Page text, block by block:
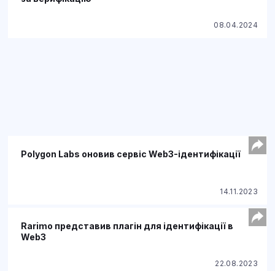
08.04.2024
Polygon Labs оновив сервіс Web3-ідентифікації
14.11.2023
Rarimo представив плагін для ідентифікації в
Web3
22.08.2023